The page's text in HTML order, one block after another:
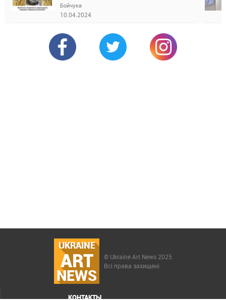
Бойчука
10.04.2024
UKRAINE
ART
NEWS
© Ukraine Art News 2025
Всі права захищені
КОНТАКТЫ